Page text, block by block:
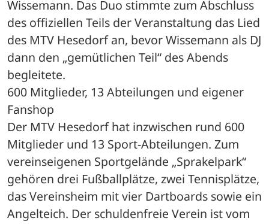
Wissemann. Das Duo stimmte zum Abschluss
des offiziellen Teils der Veranstaltung das Lied
des MTV Hesedorf an, bevor Wissemann als DJ
dann den „gemütlichen Teil“ des Abends
begleitete.
600 Mitglieder, 13 Abteilungen und eigener
Fanshop
Der MTV Hesedorf hat inzwischen rund 600
Mitglieder und 13 Sport-Abteilungen. Zum
vereinseigenen Sportgelände „Sprakelpark“
gehören drei Fußballplätze, zwei Tennisplätze,
das Vereinsheim mit vier Dartboards sowie ein
Angelteich. Der schuldenfreie Verein ist vom